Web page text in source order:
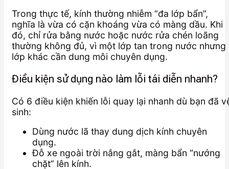
Trong thực tế, kính thường nhiễm “đa lớp bẩn”,
nghĩa là vừa có cặn khoáng vừa có màng dầu. Khi
đó, chỉ rửa bằng nước hoặc nước rửa chén loãng
thường không đủ, vì một lớp tan trong nước nhưng
lớp khác cần dung môi chuyên dụng.
Điều kiện sử dụng nào làm lỗi tái diễn nhanh?
Có 6 điều kiện khiến lỗi quay lại nhanh dù bạn đã
sinh:
Dùng nước lã thay dung dịch kính chuyên
dụng.
Đỗ xe ngoài trời nắng gắt, màng bẩn “nướng
chặt” lên kính.